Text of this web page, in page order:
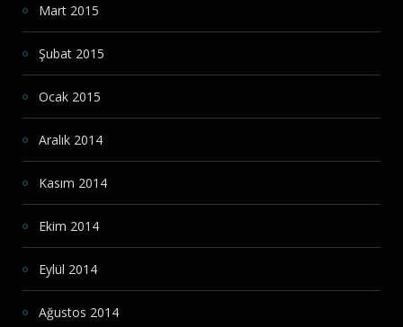
Mart 2015
Şubat 2015
Ocak 2015
Aralık 2014
Kasım 2014
Ekim 2014
Eylül 2014
Ağustos 2014